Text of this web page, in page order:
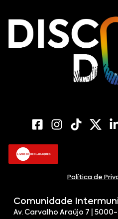
Política de
Comunidade
Av. Carvalho Araújo 7 | 5000-